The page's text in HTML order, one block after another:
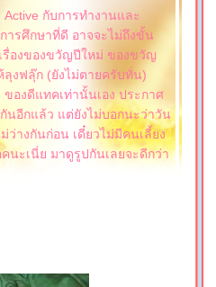
กับการทำงานและ
ารศึกษาที่ดี อาจจะไม่ถึงขั้น
รื่องของขวัญปีใหม่ ของขวัญ
ลุงฟลุ๊ก (ยังไม่ตายครับทั่น)
องดีแทคเท่านั้นเอง ประกาศ
นอีกแล้ว แต่ยังไม่บอกนะว่าวัน
ว่างกันก่อน เดี๋ยวไม่มีคนเลี้ยง
นะเนี่ย มาดูรูปกันเลยจะดีกว่า